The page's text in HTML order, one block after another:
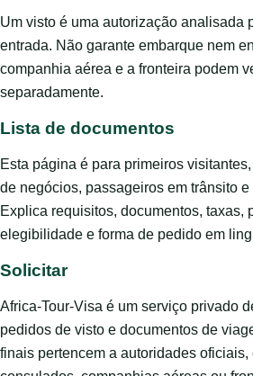
Um visto é uma autorização analisada
entrada. Não garante embarque nem
companhia aérea e a fronteira podem
separadamente.
Lista de documentos
Esta página é para primeiros
de negócios, passageiros em trânsito
Explica requisitos, documentos, taxas,
elegibilidade e forma de pedido em
Solicitar
Africa-Tour-Visa é um serviço privado
pedidos de visto e documentos de
finais pertencem a autoridades oficiais,